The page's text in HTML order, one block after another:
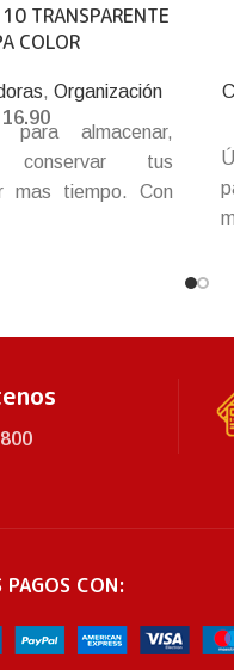
TRANSPARENTE
COLOR
, Organización
para almacenar,
tus
mas tiempo. Con
PAGOS CON: